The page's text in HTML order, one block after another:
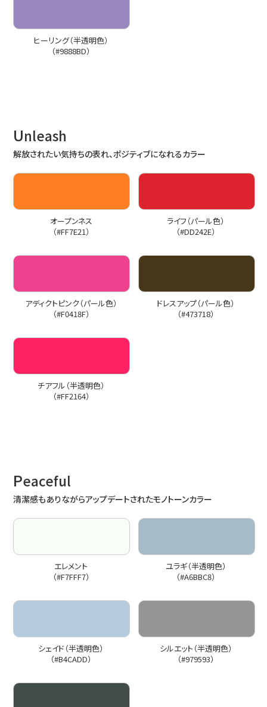
ヒーリング（半透明色）
（#9888BD）
Unleash
解放されたい気持ちの表れ、ポジティブになれるカラー
オープンネス
（#FF7E21）
ライフ（パール色）
（#DD242E）
アディクトピンク（パール色）
（#F0418F）
ドレスアップ（パール色）
（#473718）
チアフル（半透明色）
（#FF2164）
Peaceful
清潔感もありながらアップデートされたモノトーンカラー
エレメント
（#F7FFF7）
ユラギ（半透明色）
（#A6BBC8）
シェイド（半透明色）
（#B4CADD）
シルエット（半透明色）
（#979593）